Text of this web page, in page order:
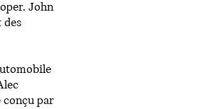
John
des
conçu par